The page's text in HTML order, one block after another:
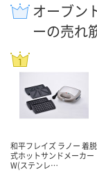
オーブン
ーの売れ
和平フレイズ ラノー 着脱
式ホットサンドメーカー
W(ステンレ…